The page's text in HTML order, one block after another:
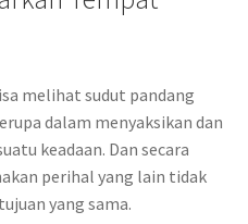
melihat sudut pandang
dalam menyaksikan dan
keadaan. Dan secara
perihal yang lain tidak
yang sama.